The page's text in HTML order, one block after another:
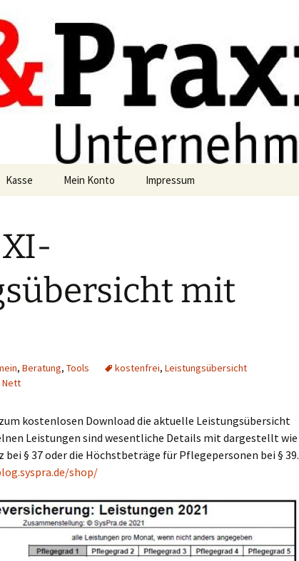
Kasse Mein Konto Impressum
mit
, Beratung, Tools kostenfrei, Leistungsübersicht
Nett
kostenlosen Download die aktuelle Leistungsübersicht
Leistungen sind wesentliche Details mit dargestellt wie
§ 37 oder die Höchstbeträge für Pflegepersonen bei § 39.
shop/